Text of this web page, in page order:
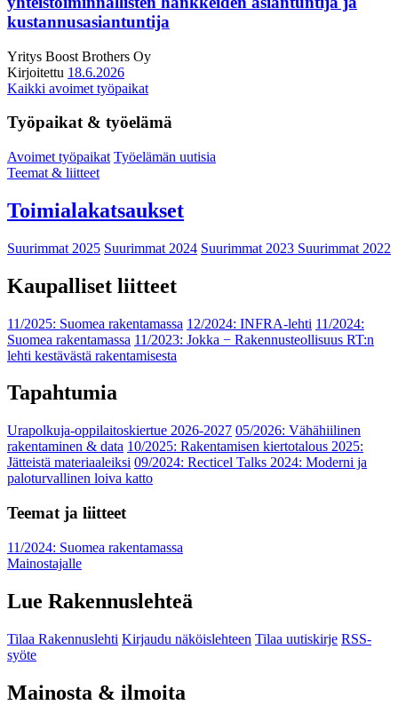
kustannusasiantuntija
Yritys Boost Brothers Oy
Kirjoitettu 18.6.2026
Kaikki avoimet työpaikat
Työpaikat & työelämä
Avoimet työpaikat Työelämän uutisia
Teemat & liitteet
Toimialakatsaukset
Suurimmat 2025 Suurimmat 2024 Suurimmat 2023 Suurimmat 2022
Kaupalliset liitteet
11/2025: Suomea rakentamassa 12/2024: INFRA-lehti 11/2024:
Suomea rakentamassa 11/2023: Jokka − Rakennusteollisuus RT:n
lehti kestävästä rakentamisesta
Tapahtumia
Urapolkuja-oppilaitoskiertue 2026-2027 05/2026: Vähähiilinen
rakentaminen & data 10/2025: Rakentamisen kiertotalous 2025:
Jätteistä materiaaleiksi 09/2024: Recticel Talks 2024: Moderni ja
paloturvallinen loiva katto
Teemat ja liitteet
11/2024: Suomea rakentamassa
Mainostajalle
Lue Rakennuslehteä
Tilaa Rakennuslehti Kirjaudu näköislehteen Tilaa uutiskirje RSS-
syöte
Mainosta & ilmoita